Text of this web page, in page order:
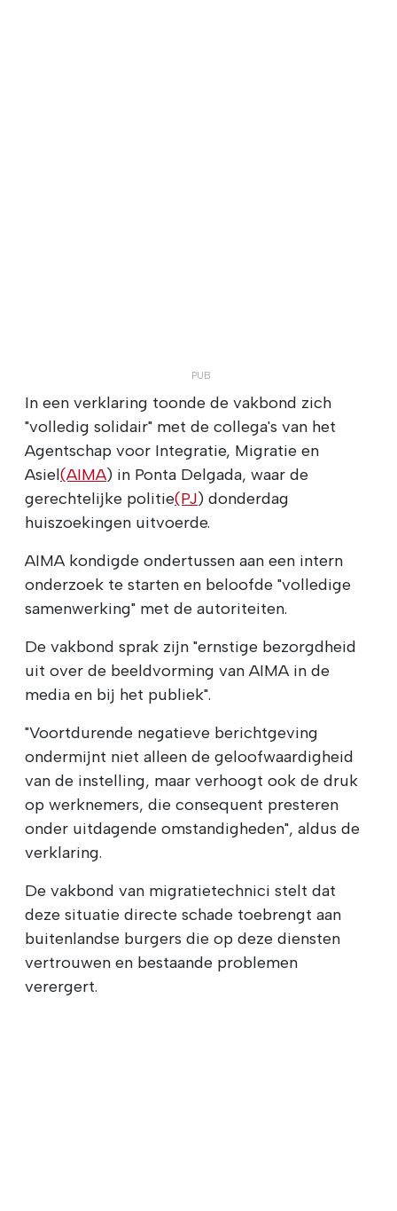
In een verklaring toonde de vakbond zich
"volledig solidair" met de collega's van het
Agentschap voor Integratie, Migratie en
Asiel(AIMA) in Ponta Delgada, waar de
gerechtelijke politie(PJ) donderdag
huiszoekingen uitvoerde.
AIMA kondigde ondertussen aan een intern
onderzoek te starten en beloofde "volledige
samenwerking" met de autoriteiten.
De vakbond sprak zijn "ernstige bezorgdheid
uit over de beeldvorming van AIMA in de
media en bij het publiek".
"Voortdurende negatieve berichtgeving
ondermijnt niet alleen de geloofwaardigheid
van de instelling, maar verhoogt ook de druk
op werknemers, die consequent presteren
onder uitdagende omstandigheden", aldus de
verklaring.
De vakbond van migratietechnici stelt dat
deze situatie directe schade toebrengt aan
buitenlandse burgers die op deze diensten
vertrouwen en bestaande problemen
verergert.